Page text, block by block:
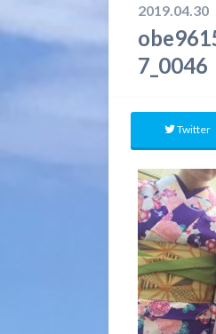
2019.04.30
7_0046
Twitter